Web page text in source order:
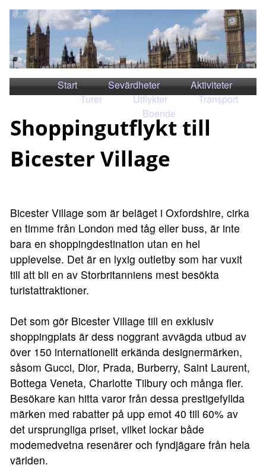
Start Sevärdheter
Aktiviteter
Turer
Utflykter
Transport
Boende
Shoppingutflykt till
Bicester Village
Bicester Village som är beläget i Oxfordshire, cirka
en timme från London med tåg eller buss, är inte
bara en shoppingdestination utan en hel
upplevelse. Det är en lyxig outletby som har vuxit
till att bli en av Storbritanniens mest besökta
turistattraktioner.
Det som gör Bicester Village till en exklusiv
shoppingplats är dess noggrant avvägda utbud av
över 150 internationellt erkända designermärken,
såsom Gucci, Dior, Prada, Burberry, Saint Laurent,
Bottega Veneta, Charlotte Tilbury och många fler.
Besökare kan hitta varor från dessa prestigefyllda
märken med rabatter på upp emot 40 till 60% av
det ursprungliga priset, vilket lockar både
modemedvetna resenärer och fyndjägare från hela
världen.